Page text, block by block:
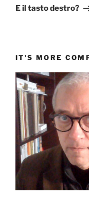
successivo
E il tasto destro?
IT’S MORE